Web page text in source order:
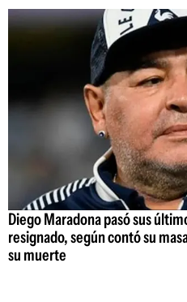
Diego Maradona pasó sus
resignado, según contó su
su muerte